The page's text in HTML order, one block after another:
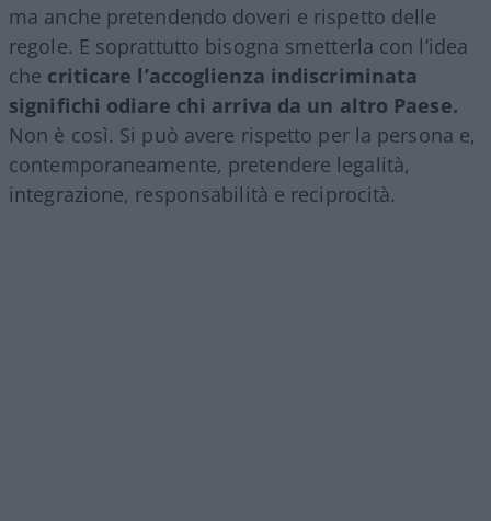
ma anche pretendendo doveri e rispetto delle
regole. E soprattutto bisogna smetterla con l’idea
che criticare l’accoglienza indiscriminata
significhi odiare chi arriva da un altro Paese.
Non è così. Si può avere rispetto per la persona e,
contemporaneamente, pretendere legalità,
integrazione, responsabilità e reciprocità.